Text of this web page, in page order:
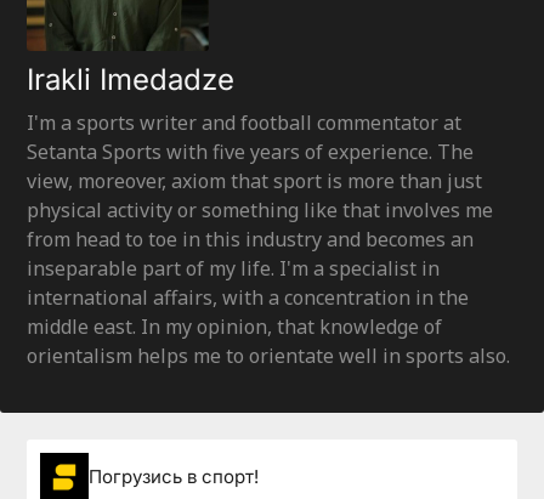
Irakli Imedadze
I'm a sports writer and football commentator at
Setanta Sports with five years of experience. The
view, moreover, axiom that sport is more than just
physical activity or something like that involves me
from head to toe in this industry and becomes an
inseparable part of my life. I'm a specialist in
international affairs, with a concentration in the
middle east. In my opinion, that knowledge of
orientalism helps me to orientate well in sports also.
Погрузиcь в спорт!